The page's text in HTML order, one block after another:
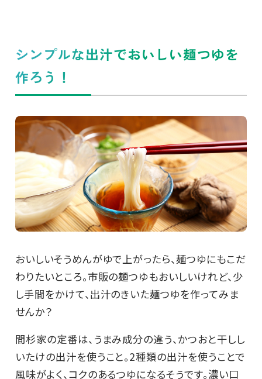
シンプルな出汁でおいしい麺つゆを
作ろう！
おいしいそうめんがゆで上がったら、麺つゆにもこだ
わりたいところ。市販の麺つゆもおいしいけれど、少
し手間をかけて、出汁のきいた麺つゆを作ってみま
せんか？
間杉家の定番は、うまみ成分の違う、かつおと干しし
いたけの出汁を使うこと。2種類の出汁を使うことで
風味がよく、コクのあるつゆになるそうです。濃い口